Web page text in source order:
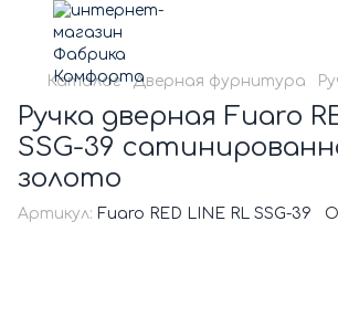
Каталог Дверная фурнитура
Ручка дверная Fuaro
SSG-39
золото
Артикул: Fuaro RED LINE RL SSG-39